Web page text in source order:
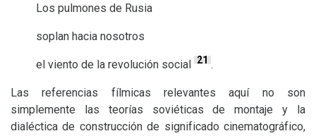
Los pulmones de Rusia
soplan hacia nosotros
el viento de la revolución social 21 .
Las referencias fílmicas relevantes aquí no son
simplemente las teorías soviéticas de montaje y la
dialéctica de construcción de significado cinematográfico,